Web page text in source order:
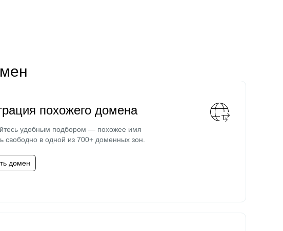
похожего домена
удобным подбором — похожее имя
свободно в одной из 700+ доменных зон.
домен